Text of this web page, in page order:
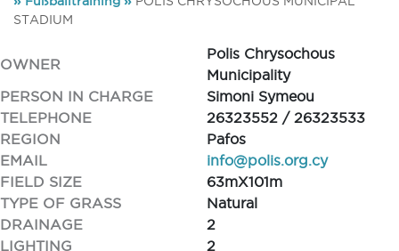
STADIUM
OWNER
Polis Chrysochous
Municipality
PERSON IN CHARGE
Simoni Symeou
TELEPHONE
26323552 / 26323533
REGION
Pafos
EMAIL
info@polis.org.cy
FIELD SIZE
63mX101m
TYPE OF GRASS
Natural
DRAINAGE
2
LIGHTING
2